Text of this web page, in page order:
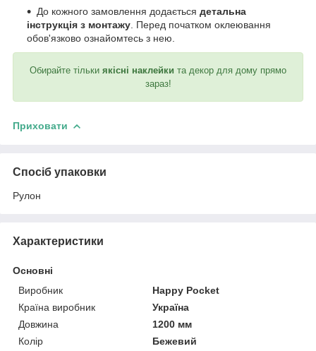
До кожного замовлення додається детальна
інструкція з монтажу . Перед початком оклеювання
обов'язково ознайомтесь з нею.
Обирайте тільки якісні наклейки та декор для дому прямо
зараз!
Приховати
Спосіб упаковки
Рулон
Характеристики
Основні
Виробник
Happy Pocket
Країна виробник
Україна
Довжина
1200 мм
Колір
Бежевий